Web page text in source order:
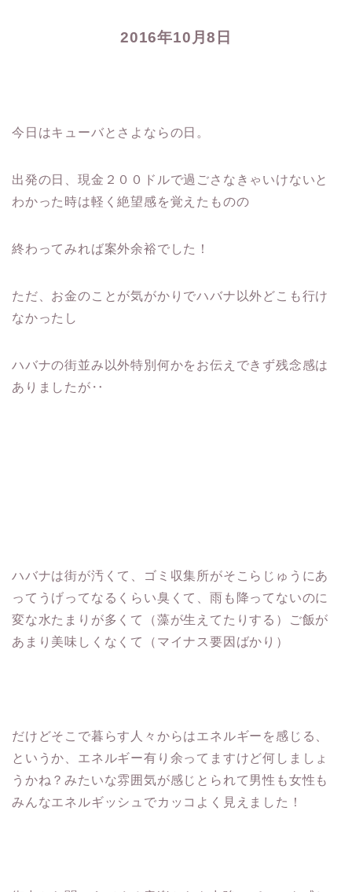
2016年10月8日
今日はキューバとさよならの日。
出発の日、現金２００ドルで過ごさなきゃいけないと
わかった時は軽く絶望感を覚えたものの
終わってみれば案外余裕でした！
ただ、お金のことが気がかりでハバナ以外どこも行け
なかったし
ハバナの街並み以外特別何かをお伝えできず残念感は
ありましたが‥
ハバナは街が汚くて、ゴミ収集所がそこらじゅうにあ
ってうげってなるくらい臭くて、雨も降ってないのに
変な水たまりが多くて（藻が生えてたりする）ご飯が
あまり美味しくなくて（マイナス要因ばかり）
だけどそこで暮らす人々からはエネルギーを感じる、
というか、エネルギー有り余ってますけど何しましょ
うかね？みたいな雰囲気が感じとられて男性も女性も
みんなエネルギッシュでカッコよく見えました！